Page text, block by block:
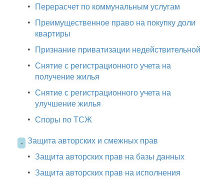
• Перерасчет по коммунальным услугам
• Преимущественное право на покупку доли
квартиры
• Признание приватизации недействительной
• Снятие с регистрационного учета на
получение жилья
• Снятие с регистрационного учета на
улучшение жилья
• Споры по ТСЖ
- Защита авторских и смежных прав
• Защита авторских прав на базы данных
• Защита авторских прав на исполнения